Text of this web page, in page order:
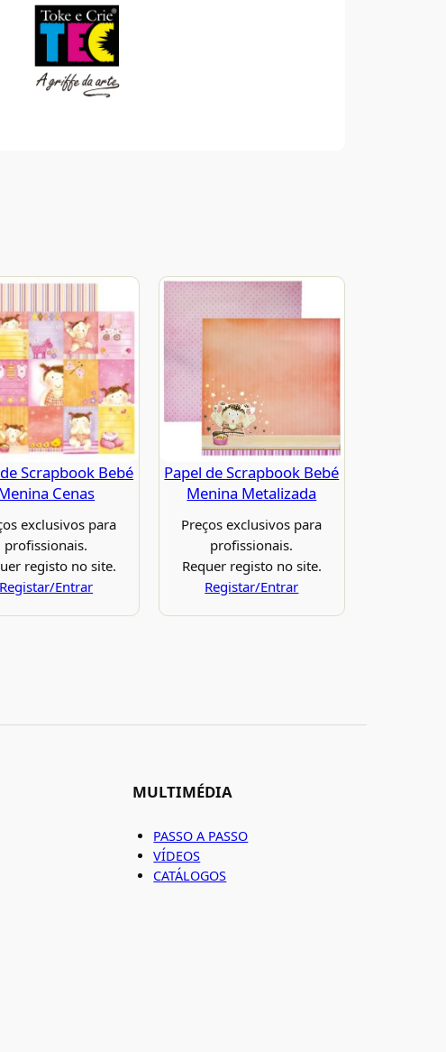
Scrapbook Bebé
Cenas
exclusivos para
profissionais.
registo no site.
Registar/Entrar
Papel de Scrapbook Bebé
Menina Metalizada
Preços exclusivos para
profissionais.
Requer registo no site.
Registar/Entrar
MULTIMÉDIA
PASSO A PASSO
VÍDEOS
CATÁLOGOS